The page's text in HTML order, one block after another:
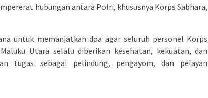
hubungan antara Polri, khususnya Korps Sabhara,
untuk memanjatkan doa agar seluruh personel Korps
Utara selalu diberikan kesehatan, kekuatan, dan
tugas sebagai pelindung, pengayom, dan pelayan